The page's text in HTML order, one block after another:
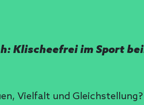
Klischeefrei im Sport
Vielfalt und